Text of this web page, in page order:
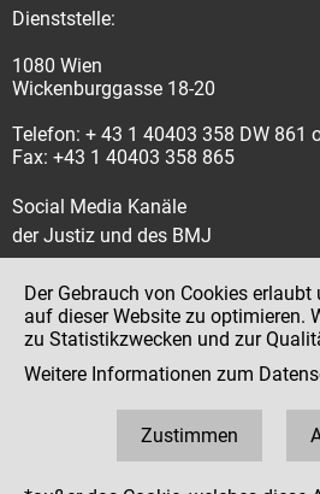
Dienststelle:
1080 Wien
Wickenburggasse 18-20
Telefon: + 43 1 40403 358 DW 861
Fax: +43 1 40403 358 865
Social Media Kanäle
der Justiz und des BMJ
Impressum
Datenschutz
Hinweisgeber:innenplattform (für
Der Gebrauch von Cookies erlaubt
auf dieser Website zu optimieren.
zu Statistikzwecken und zur
Weitere Informationen zum
Zustimmen